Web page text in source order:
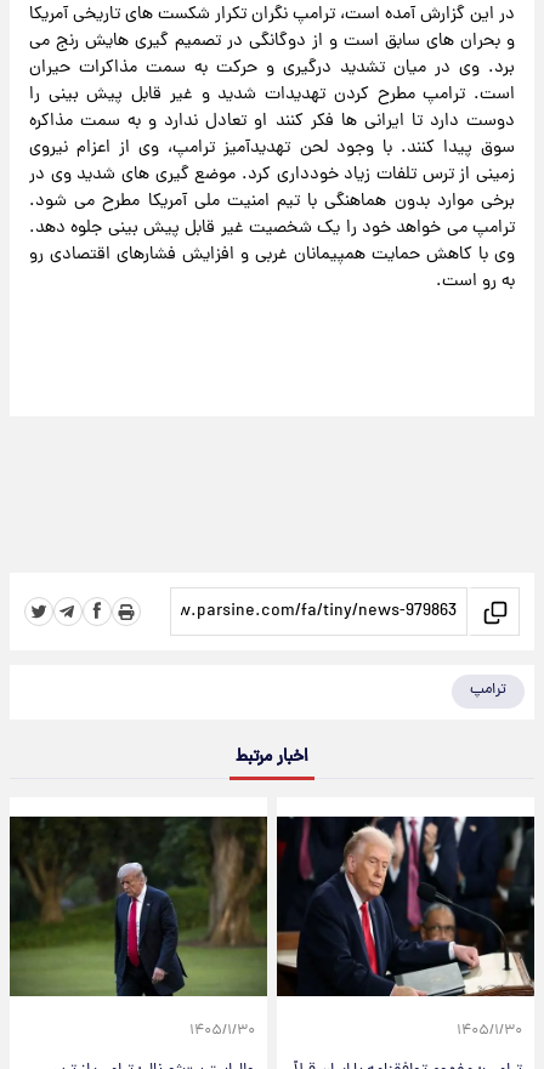
در این گزارش آمده است، ترامپ نگران تکرار شکست های تاریخی آمریکا
و بحران های سابق است و از دوگانگی در تصمیم گیری هایش رنج می
برد. وی در میان تشدید درگیری و حرکت به سمت مذاکرات حیران
است. ترامپ مطرح کردن تهدیدات شدید و غیر قابل پیش بینی را
دوست دارد تا ایرانی ها فکر کنند او تعادل ندارد و به سمت مذاکره
سوق پیدا کنند. با وجود لحن تهدیدآمیز ترامپ، وی از اعزام نیروی
زمینی از ترس تلفات زیاد خودداری کرد. موضع گیری های شدید وی در
برخی موارد بدون هماهنگی با تیم امنیت ملی آمریکا مطرح می شود.
ترامپ می خواهد خود را یک شخصیت غیر قابل پیش بینی جلوه دهد.
وی با کاهش حمایت همپیمانان غربی و افزایش فشارهای اقتصادی رو
به رو است.
ترامپ
اخبار مرتبط
۱۴۰۵/۱/۳۰ ۱۴۰۵/۱/۳۰